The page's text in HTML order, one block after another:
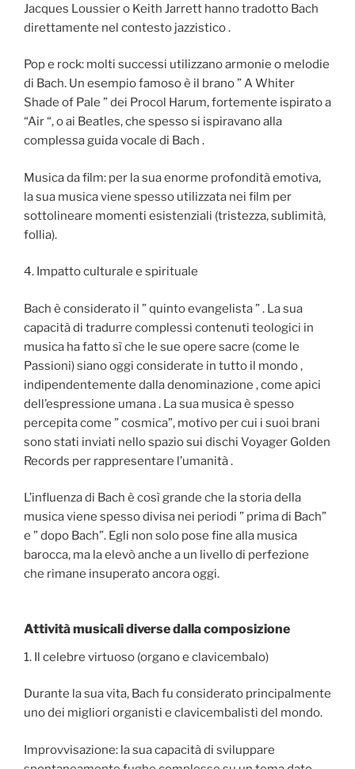
Jacques Loussier o Keith Jarrett hanno tradotto Bach
direttamente nel contesto jazzistico .
Pop e rock: molti successi utilizzano armonie o melodie
di Bach. Un esempio famoso è il brano ” A Whiter
Shade of Pale ” dei Procol Harum, fortemente ispirato a
“Air “, o ai Beatles, che spesso si ispiravano alla
complessa guida vocale di Bach .
Musica da film: per la sua enorme profondità emotiva,
la sua musica viene spesso utilizzata nei film per
sottolineare momenti esistenziali (tristezza, sublimità,
follia).
4. Impatto culturale e spirituale
Bach è considerato il ” quinto evangelista ” . La sua
capacità di tradurre complessi contenuti teologici in
musica ha fatto sì che le sue opere sacre (come le
Passioni) siano oggi considerate in tutto il mondo ,
indipendentemente dalla denominazione , come apici
dell’espressione umana . La sua musica è spesso
percepita come ” cosmica”, motivo per cui i suoi brani
sono stati inviati nello spazio sui dischi Voyager Golden
Records per rappresentare l’umanità .
L’influenza di Bach è così grande che la storia della
musica viene spesso divisa nei periodi ” prima di Bach”
e ” dopo Bach”. Egli non solo pose fine alla musica
barocca, ma la elevò anche a un livello di perfezione
che rimane insuperato ancora oggi.
Attività musicali diverse dalla composizione
1. Il celebre virtuoso (organo e clavicembalo)
Durante la sua vita, Bach fu considerato principalmente
uno dei migliori organisti e clavicembalisti del mondo.
Improvvisazione: la sua capacità di sviluppare